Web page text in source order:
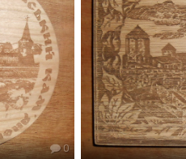
0